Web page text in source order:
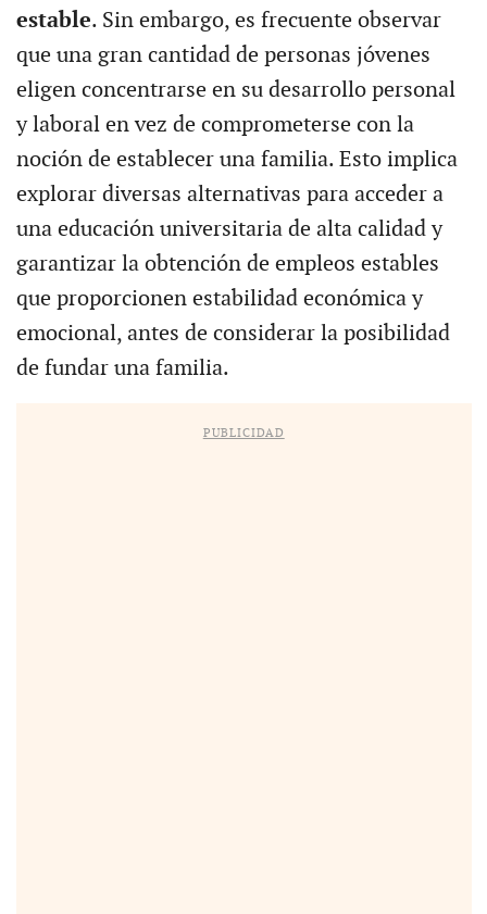
estable. Sin embargo, es frecuente observar
que una gran cantidad de personas jóvenes
eligen concentrarse en su desarrollo personal
y laboral en vez de comprometerse con la
noción de establecer una familia. Esto implica
explorar diversas alternativas para acceder a
una educación universitaria de alta calidad y
garantizar la obtención de empleos estables
que proporcionen estabilidad económica y
emocional, antes de considerar la posibilidad
de fundar una familia.
PUBLICIDAD